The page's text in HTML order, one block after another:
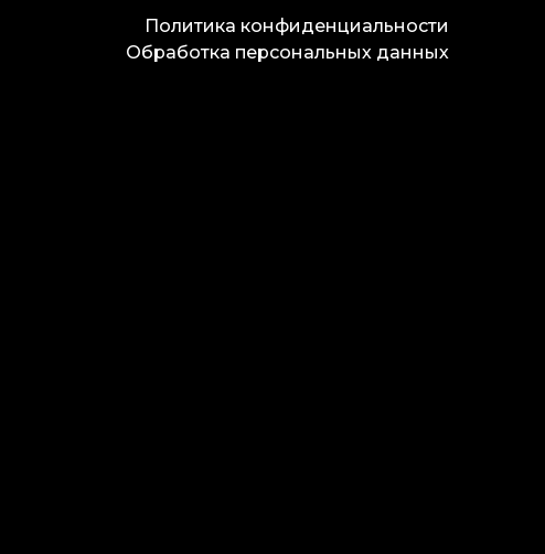
Политика конфиденциальности
Обработка персональных данных